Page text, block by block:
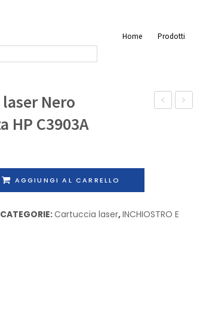
Home Prodotti
EpsonC4127A
Nero
HP C3903A
AGGIUNGI AL CARRELLO
CATEGORIE:Cartuccia laser,INCHIOSTRO E